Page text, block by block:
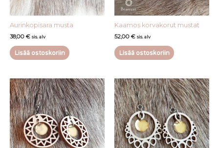
Aurinkopisara musta
38,00€ sis. alv
Lisää ostoskoriin
Kaamos korvakorut mustat
52,00€ sis. alv
Lisää ostoskoriin